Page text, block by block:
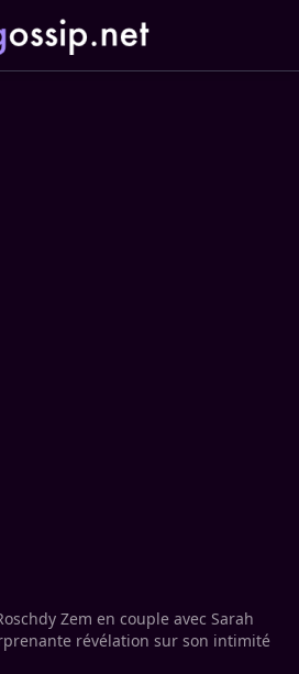
Zem en couple avec Sarah
révélation sur son intimité